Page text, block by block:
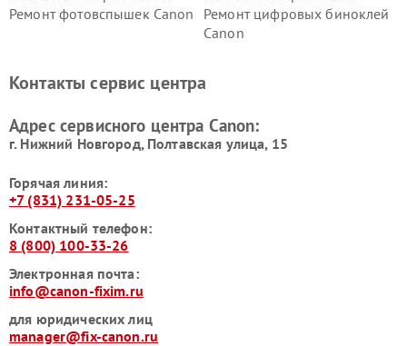
Ремонт фотовспышек Canon
Ремонт цифровых биноклей
Canon
Контакты сервис центра
Адрес сервисного центра Canon:
г. Нижний Новгород, Полтавская улица, 15
Горячая линия:
+7 (831) 231-05-25
Контактный телефон:
8 (800) 100-33-26
Электронная почта:
info@canon-fixim.ru
для юридических лиц
manager@fix-canon.ru